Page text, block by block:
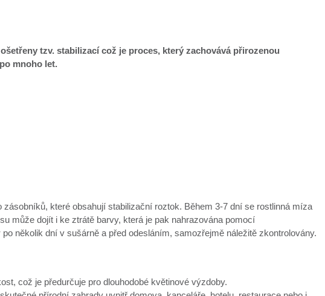
tzv. stabilizací což je proces, který zachovává přirozenou
mnoho let.
které obsahují stabilizační roztok. Během 3-7 dní se rostlinná míza
může dojít i ke ztrátě barvy, která je pak nahrazována pomocí
několik dní v sušárně a před odesláním, samozřejmě náležitě zkontrolovány.
což je předurčuje pro dlouhodobé květinové výzdoby.